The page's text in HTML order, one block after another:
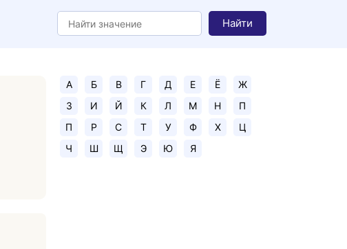
Найти
А Б В Г Д Е Ё
Ж
З
И Й К Л М Н
П
П
Р С Т У Ф Х
Ц
Ч
Ш Щ Э Ю Я